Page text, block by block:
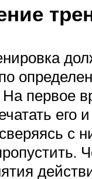
На первое
его
с